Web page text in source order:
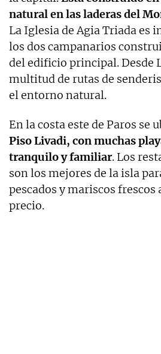
natural en las laderas del
La Iglesia de Agia Triada es
los dos campanarios
del edificio principal. Desde
multitud de rutas de
el entorno natural.
En la costa este de Paros se
Piso Livadi, con muchas
tranquilo y familiar. Los
son los mejores de la isla
pescados y mariscos
precio.